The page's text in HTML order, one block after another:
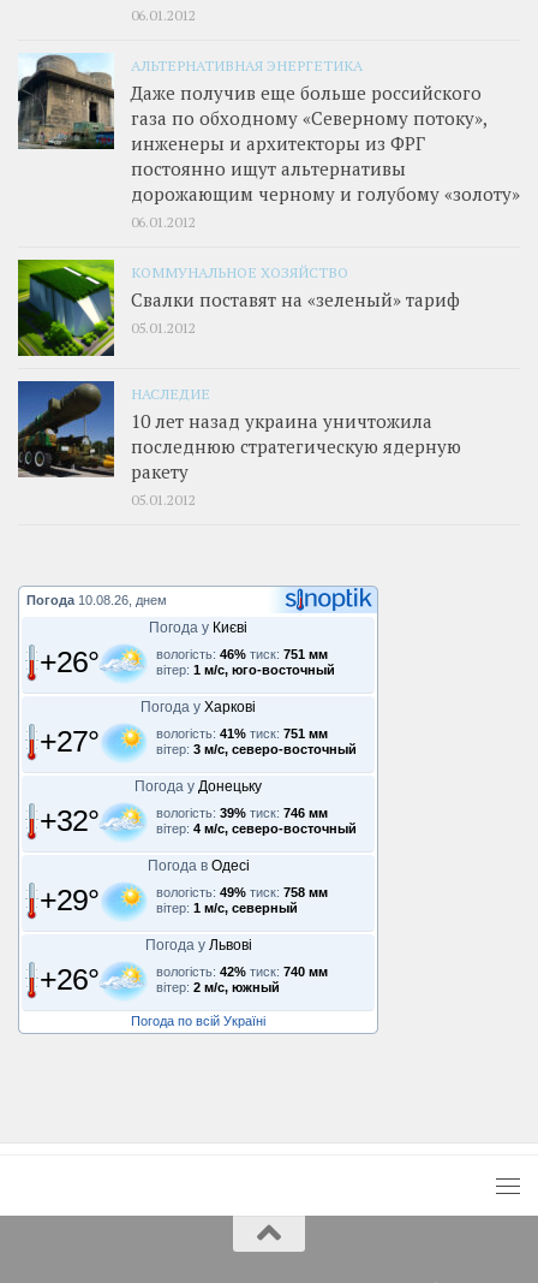
06.01.2012
АЛЬТЕРНАТИВНАЯ ЭНЕРГЕТИКА
Даже получив еще больше российского
газа по обходному «Северному потоку»,
инженеры и архитекторы из ФРГ
постоянно ищут альтернативы
дорожающим черному и голубому «золоту»
06.01.2012
КОММУНАЛЬНОЕ ХОЗЯЙСТВО
Свалки поставят на «зеленый» тариф
05.01.2012
НАСЛЕДИЕ
10 лет назад украина уничтожила
последнюю стратегическую ядерную
ракету
05.01.2012
Погода 10.08.26, днем
Погода у Києві
+26° вологість: 46% тиск: 751 мм
вітер: 1 м/с, юго-восточный
Погода у Харкові
+27° вологість: 41% тиск: 751 мм
вітер: 3 м/с, северо-восточный
Погода у Донецьку
+32° вологість: 39% тиск: 746 мм
вітер: 4 м/с, северо-восточный
Погода в Одесі
+29° вологість: 49% тиск: 758 мм
вітер: 1 м/с, северный
Погода у Львові
+26° вологість: 42% тиск: 740 мм
вітер: 2 м/с, южный
Погода по всій Україні